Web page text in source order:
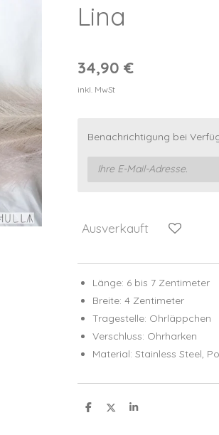
Lina
34,90 €
inkl. MwSt
Benachrichtigung bei
Ausverkauft
Länge: 6 bis 7 Zentimeter
Breite: 4 Zentimeter
Tragestelle: Ohrläppchen
Verschluss: Ohrharken
Material: Stainless Steel,
T
T
T